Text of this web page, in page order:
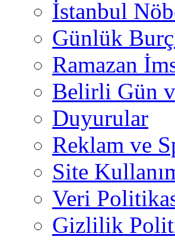
İstanbul
Günlük
Ramazan
Belirli Gün
Duyurular
Reklam ve
Site
Veri
Gizlilik